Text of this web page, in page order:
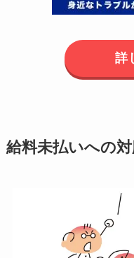
詳
給料未払いへの